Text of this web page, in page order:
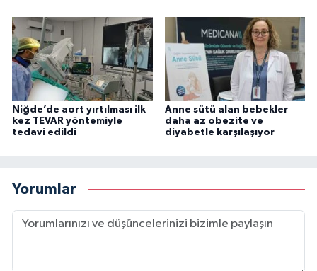
Niğde’de aort yırtılması ilk
kez TEVAR yöntemiyle
tedavi edildi
Anne sütü alan bebekler
daha az obezite ve
diyabetle karşılaşıyor
Yorumlar